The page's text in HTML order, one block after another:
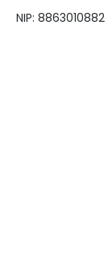
NIP: 8863010882